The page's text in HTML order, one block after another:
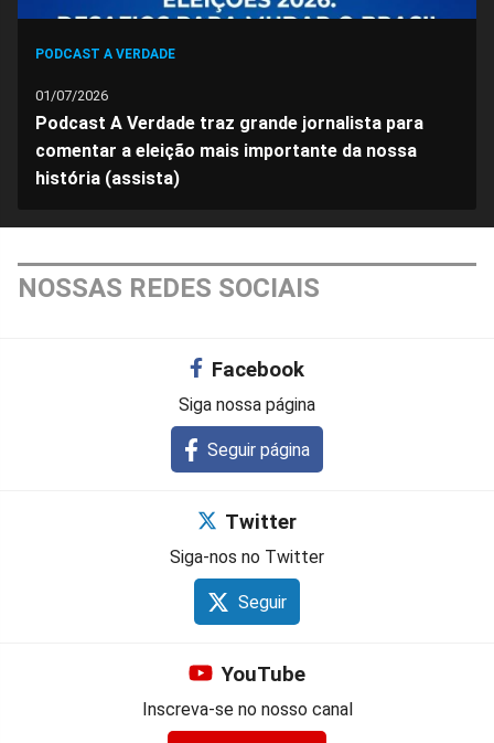
PODCAST A VERDADE
01/07/2026
Podcast A Verdade traz grande jornalista para
comentar a eleição mais importante da nossa
história (assista)
NOSSAS REDES SOCIAIS
Facebook
Siga nossa página
Seguir página
Twitter
Siga-nos no Twitter
Seguir
YouTube
Inscreva-se no nosso canal